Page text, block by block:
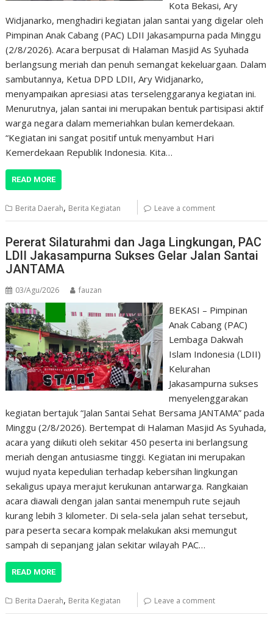
Kota Bekasi, Ary
Widjanarko, menghadiri kegiatan jalan santai yang digelar oleh
Pimpinan Anak Cabang (PAC) LDII Jakasampurna pada Minggu
(2/8/2026). Acara berpusat di Halaman Masjid As Syuhada
berlangsung meriah dan penuh semangat kekeluargaan. Dalam
sambutannya, Ketua DPD LDII, Ary Widjanarko,
menyampaikan apresiasi atas terselenggaranya kegiatan ini.
Menurutnya, jalan santai ini merupakan bentuk partisipasi aktif
warga negara dalam memeriahkan bulan kemerdekaan.
“Kegiatan ini sangat positif untuk menyambut Hari
Kemerdekaan Republik Indonesia. Kita…
READ MORE
Berita Daerah, Berita Kegiatan Leave a comment
Pererat Silaturahmi dan Jaga Lingkungan, PAC
LDII Jakasampurna Sukses Gelar Jalan Santai
JANTAMA
03/Agu/2026 fauzan
BEKASI – Pimpinan
Anak Cabang (PAC)
Lembaga Dakwah
Islam Indonesia (LDII)
Kelurahan
Jakasampurna sukses
menyelenggarakan
kegiatan bertajuk “Jalan Santai Sehat Bersama JANTAMA” pada
Minggu (2/8/2026). Bertempat di Halaman Masjid As Syuhada,
acara yang diikuti oleh sekitar 450 peserta ini berlangsung
meriah dengan antusiasme tinggi. Kegiatan ini merupakan
wujud nyata kepedulian terhadap kebersihan lingkungan
sekaligus upaya merajut kerukunan antarwarga. Rangkaian
acara diawali dengan jalan santai menempuh rute sejauh
kurang lebih 3 kilometer. Di sela-sela jalan sehat tersebut,
para peserta secara kompak melakukan aksi memungut
sampah di sepanjang jalan sekitar wilayah PAC…
READ MORE
Berita Daerah, Berita Kegiatan Leave a comment